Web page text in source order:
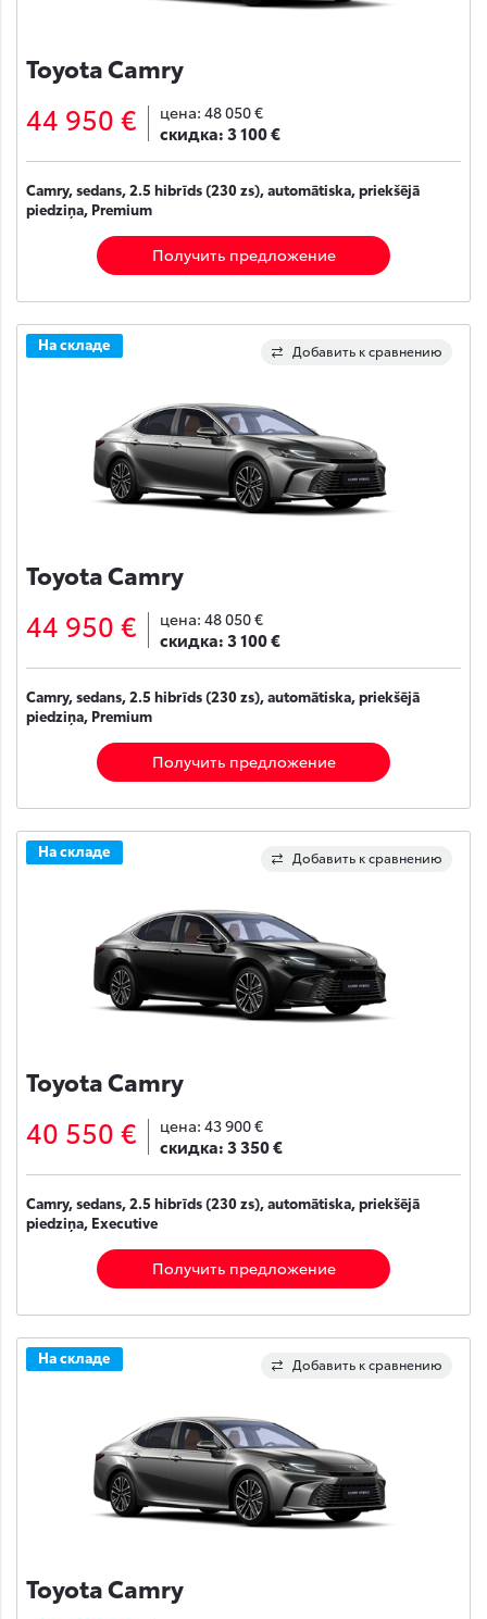
Toyota Camry
44 950 € цена: 48 050 €
скидка:3 100 €
Camry, sedans, 2.5 hibrīds (230 zs), automātiska, priekšējā
piedziņa, Premium
Получить предложение
Добавить к сравнению
На складе
Toyota Camry
44 950 € цена: 48 050 €
скидка:3 100 €
Camry, sedans, 2.5 hibrīds (230 zs), automātiska, priekšējā
piedziņa, Premium
Получить предложение
Добавить к сравнению
На складе
Toyota Camry
40 550 € цена: 43 900 €
скидка:3 350 €
Camry, sedans, 2.5 hibrīds (230 zs), automātiska, priekšējā
piedziņa, Executive
Получить предложение
Добавить к сравнению
На складе
Toyota Camry